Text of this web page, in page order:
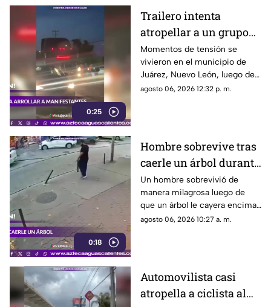
0:25
Trailero intenta
atropellar a un grupo
de personas y choca
varios vehículos
Momentos de tensión se
vivieron en el municipio de
Juárez, Nuevo León, luego de
que un trailero presuntamente
agosto 06, 2026 12:32 p. m.
0:18
Hombre sobrevive tras
caerle un árbol durante
tormenta
Un hombre sobrevivió de
manera milagrosa luego de
que un árbol le cayera encima
durante una fuerte tormenta
agosto 06, 2026 10:27 a. m.
Automovilista casi
atropella a ciclista al